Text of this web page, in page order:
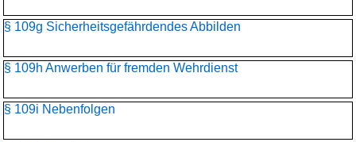
§ 109g Sicherheitsgefährdendes Abbilden
§ 109h Anwerben für fremden Wehrdienst
§ 109i Nebenfolgen